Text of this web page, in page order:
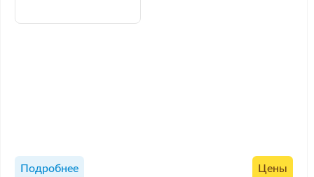
Подробнее Цены